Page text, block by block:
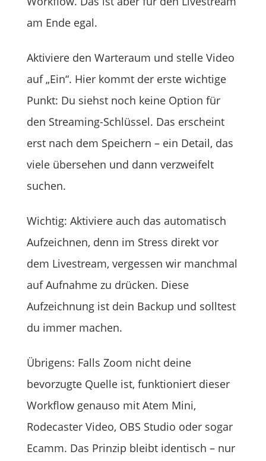
am Ende egal.
Aktiviere den Warteraum und stelle Video
auf „Ein“. Hier kommt der erste wichtige
Punkt: Du siehst noch keine Option für
den Streaming-Schlüssel. Das erscheint
erst nach dem Speichern – ein Detail, das
viele übersehen und dann verzweifelt
suchen.
Wichtig: Aktiviere auch das automatisch
Aufzeichnen, denn im Stress direkt vor
dem Livestream, vergessen wir manchmal
auf Aufnahme zu drücken. Diese
Aufzeichnung ist dein Backup und solltest
du immer machen.
Übrigens: Falls Zoom nicht deine
bevorzugte Quelle ist, funktioniert dieser
Workflow genauso mit Atem Mini,
Rodecaster Video, OBS Studio oder sogar
Ecamm. Das Prinzip bleibt identisch – nur